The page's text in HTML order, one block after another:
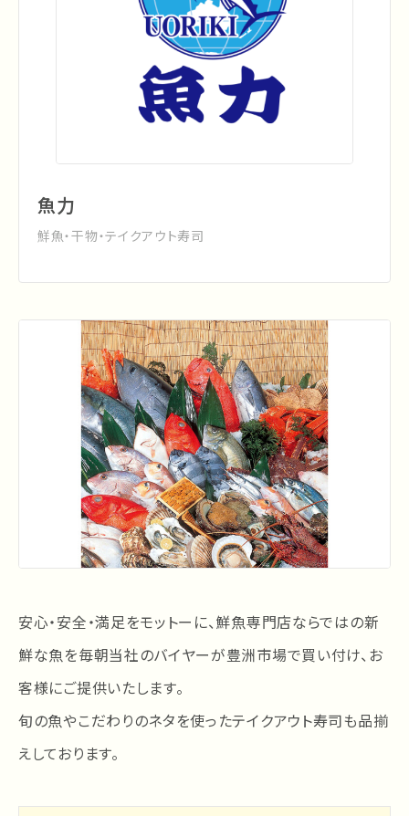
魚力
鮮魚・干物・テイクアウト寿司
安心・安全・満足をモットーに、鮮魚専門店ならではの新
鮮な魚を毎朝当社のバイヤーが豊洲市場で買い付け、お
客様にご提供いたします。
旬の魚やこだわりのネタを使ったテイクアウト寿司も品揃
えしております。